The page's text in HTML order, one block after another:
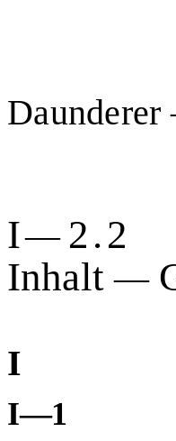
I— 2.2
Inhalt—
I
I—1